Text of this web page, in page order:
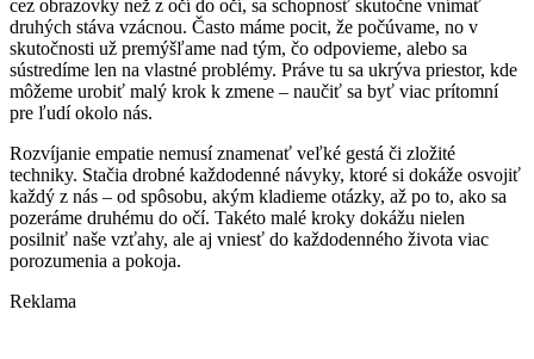
cez obrazovky než z očí do očí, sa schopnosť skutočne vnímať
druhých stáva vzácnou. Často máme pocit, že počúvame, no v
skutočnosti už premýšľame nad tým, čo odpovieme, alebo sa
sústredíme len na vlastné problémy. Práve tu sa ukrýva priestor, kde
môžeme urobiť malý krok k zmene – naučiť sa byť viac prítomní
pre ľudí okolo nás.
Rozvíjanie empatie nemusí znamenať veľké gestá či zložité
techniky. Stačia drobné každodenné návyky, ktoré si dokáže osvojiť
každý z nás – od spôsobu, akým kladieme otázky, až po to, ako sa
pozeráme druhému do očí. Takéto malé kroky dokážu nielen
posilniť naše vzťahy, ale aj vniesť do každodenného života viac
porozumenia a pokoja.
Reklama